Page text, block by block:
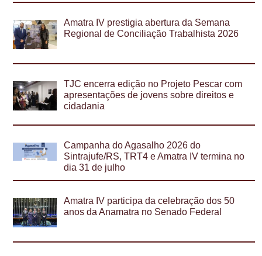
Amatra IV prestigia abertura da Semana
Regional de Conciliação Trabalhista 2026
TJC encerra edição no Projeto Pescar com
apresentações de jovens sobre direitos e
cidadania
Campanha do Agasalho 2026 do
Sintrajufe/RS, TRT4 e Amatra IV termina no
dia 31 de julho
Amatra IV participa da celebração dos 50
anos da Anamatra no Senado Federal